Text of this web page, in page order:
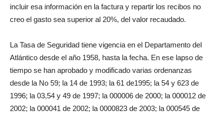
incluir esa información en la factura y repartir los recibos no
creo el gasto sea superior al 20%, del valor recaudado.
La Tasa de Seguridad tiene vigencia en el Departamento del
Atlántico desde el año 1958, hasta la fecha. En ese lapso de
tiempo se han aprobado y modificado varias ordenanzas
desde la No 59; la 14 de 1993; la 61 de1995; la 54 y 623 de
1996; la 03,54 y 49 de 1997; la 000006 de 2000; la 000012 de
2002; la 000041 de 2002; la 0000823 de 2003; la 000545 de